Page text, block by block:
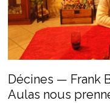
Décines — Frank
Aulas nous